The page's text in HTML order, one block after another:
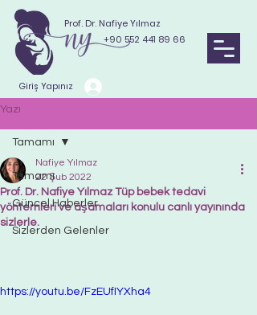
Prof. Dr. Nafiye Yılmaz
+90 552 441 89 66
Giriş Yapınız
Yazı
Tamamı
Güncel Haberler
Sizlerden Gelenler
Tamamı
Prof. Dr. Nafiye Yılmaz Tüp bebek tedavi
yöntemleri ve aşamaları konulu canlı yayınında
sizlerle.
Nafiye Yılmaz
22 Şub 2022
https://youtu.be/FzEUfIYXha4